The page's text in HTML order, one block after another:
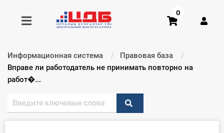
Получить консультацию
Главная ИС
0
Информационная система
Правовая база
Текущий:
Вправе ли работодатель не принимать повторно на
работ�...